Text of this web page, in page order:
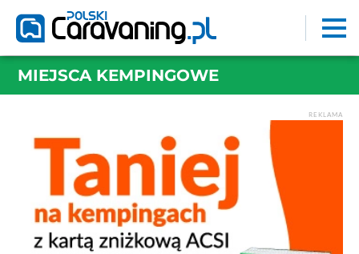
MIEJSCA KEMPINGOWE
REKLAMA